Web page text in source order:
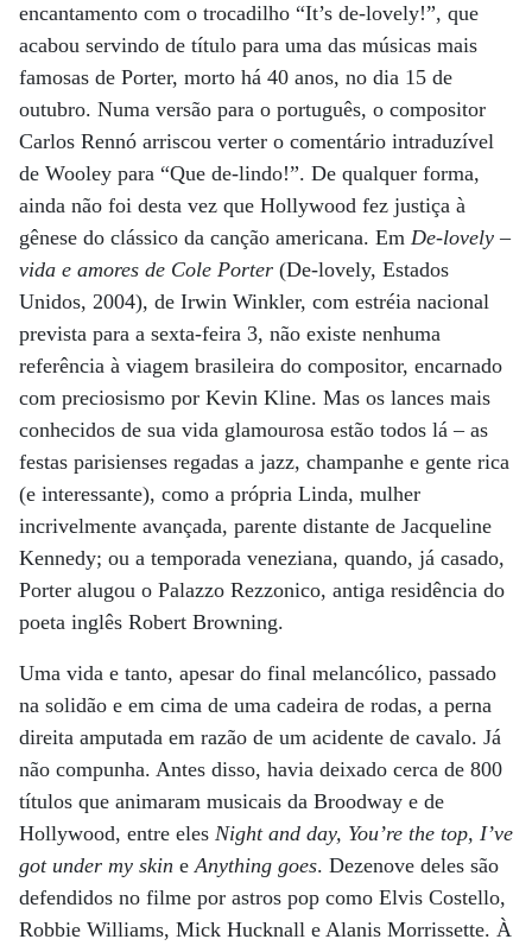
encantamento com o trocadilho “It’s de-lovely!”, que
acabou servindo de título para uma das músicas mais
famosas de Porter, morto há 40 anos, no dia 15 de
outubro. Numa versão para o português, o compositor
Carlos Rennó arriscou verter o comentário intraduzível
de Wooley para “Que de-lindo!”. De qualquer forma,
ainda não foi desta vez que Hollywood fez justiça à
gênese do clássico da canção americana. Em De-lovely –
vida e amores de Cole Porter (De-lovely, Estados
Unidos, 2004), de Irwin Winkler, com estréia nacional
prevista para a sexta-feira 3, não existe nenhuma
referência à viagem brasileira do compositor, encarnado
com preciosismo por Kevin Kline. Mas os lances mais
conhecidos de sua vida glamourosa estão todos lá – as
festas parisienses regadas a jazz, champanhe e gente rica
(e interessante), como a própria Linda, mulher
incrivelmente avançada, parente distante de Jacqueline
Kennedy; ou a temporada veneziana, quando, já casado,
Porter alugou o Palazzo Rezzonico, antiga residência do
poeta inglês Robert Browning.
Uma vida e tanto, apesar do final melancólico, passado
na solidão e em cima de uma cadeira de rodas, a perna
direita amputada em razão de um acidente de cavalo. Já
não compunha. Antes disso, havia deixado cerca de 800
títulos que animaram musicais da Broodway e de
Hollywood, entre eles Night and day, You’re the top, I’ve
got under my skin e Anything goes. Dezenove deles são
defendidos no filme por astros pop como Elvis Costello,
Robbie Williams, Mick Hucknall e Alanis Morrissette. À